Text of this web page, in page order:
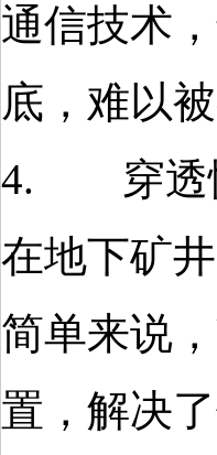
通信技术
底，难以
4. 穿透性
在地下矿
简单来说
置，解决